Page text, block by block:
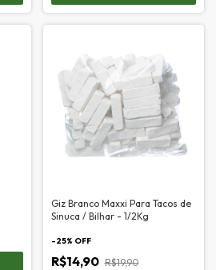
Giz Branco Maxxi Para Tacos de
Sinuca / Bilhar - 1/2Kg
-25% OFF
R$14,90 R$19,90